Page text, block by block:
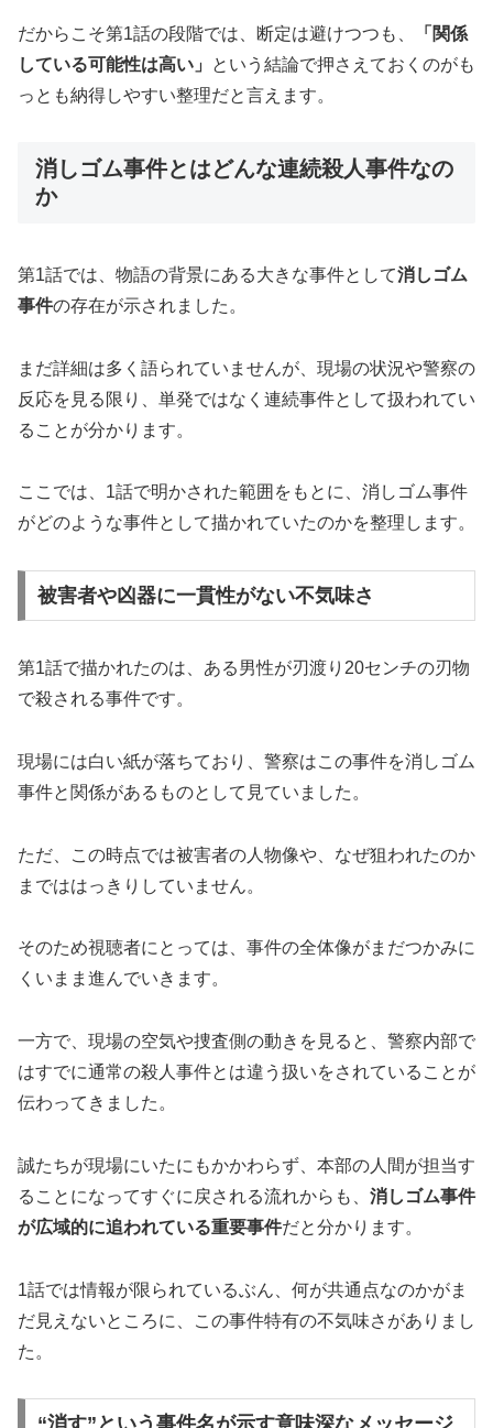
だからこそ第1話の段階では、断定は避けつつも、
「関係
している可能性は高い」
という結論で押さえておくのがも
っとも納得しやすい整理だと言えます。
消しゴム事件とはどんな連続殺人事件なの
か
第1話では、物語の背景にある大きな事件として消しゴム
事件の存在が示されました。
まだ詳細は多く語られていませんが、現場の状況や警察の
反応を見る限り、単発ではなく連続事件として扱われてい
ることが分かります。
ここでは、1話で明かされた範囲をもとに、消しゴム事件
がどのような事件として描かれていたのかを整理します。
被害者や凶器に一貫性がない不気味さ
第1話で描かれたのは、ある男性が刃渡り20センチの刃物
で殺される事件です。
現場には白い紙が落ちており、警察はこの事件を消しゴム
事件と関係があるものとして見ていました。
ただ、この時点では被害者の人物像や、なぜ狙われたのか
までははっきりしていません。
そのため視聴者にとっては、事件の全体像がまだつかみに
くいまま進んでいきます。
一方で、現場の空気や捜査側の動きを見ると、警察内部で
はすでに通常の殺人事件とは違う扱いをされていることが
伝わってきました。
誠たちが現場にいたにもかかわらず、本部の人間が担当す
ることになってすぐに戻される流れからも、 消しゴム事件
が広域的に追われている重要事件だと分かります。
1話では情報が限られているぶん、何が共通点なのかがま
だ見えないところに、この事件特有の不気味さがありまし
た。